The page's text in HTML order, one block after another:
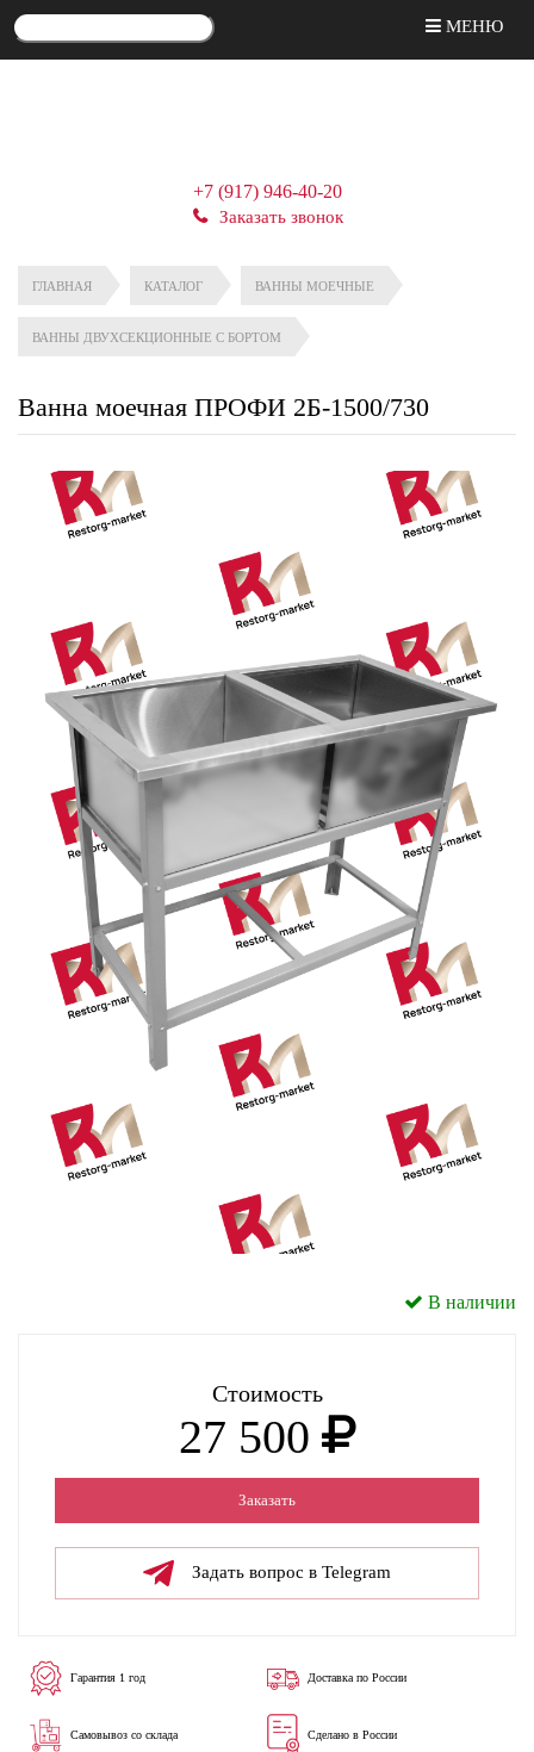
МЕНЮ
+7 (917) 946-40-20
Заказать звонок
ГЛАВНАЯ КАТАЛОГ ВАННЫ МОЕЧНЫЕ
ВАННЫ ДВУХСЕКЦИОННЫЕ С БОРТОМ
Ванна моечная ПРОФИ 2Б-1500/730
В наличии
Стоимость
27 500
Заказать
Задать вопрос в Telegram
Гарантия 1 год Доставка по России
Самовывоз со склада Сделано в России